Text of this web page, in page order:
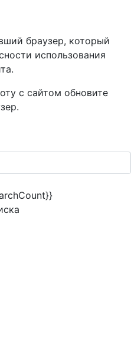
браузер, который
использования
с сайтом обновите